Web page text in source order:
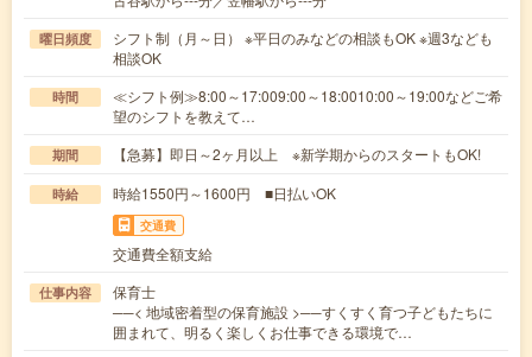
曜日頻度
シフト制（月～日） ※平日のみなどの相談もOK ※週3なども
相談OK
時間
≪シフト例≫8:00～17:009:00～18:0010:00～19:00などご希
望のシフトを教えて…
期間 【急募】即日～2ヶ月以上 ※新学期からのスタートもOK!
時給 時給1550円～1600円 ■日払いOK
交通費
交通費全額支給
仕事内容
保育士
──< 地域密着型の保育施設 >──すくすく育つ子どもたちに
囲まれて、明るく楽しくお仕事できる環境で…